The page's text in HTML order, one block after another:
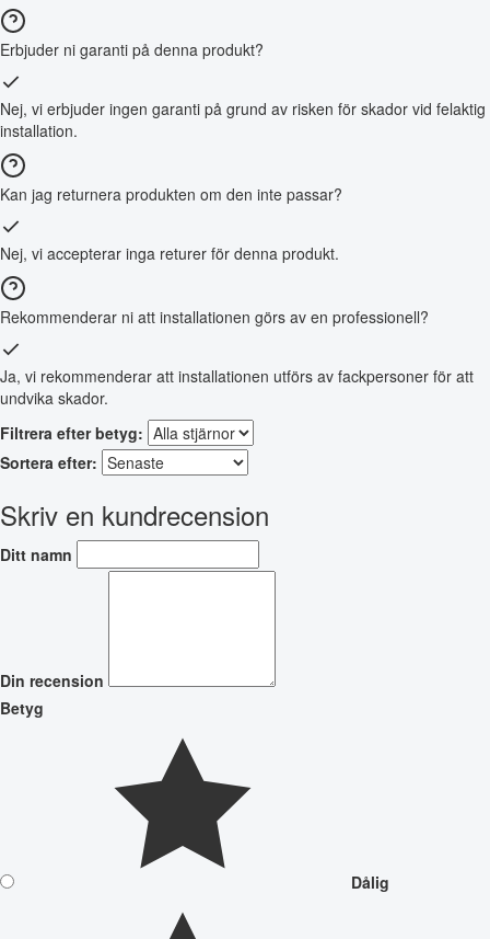
Erbjuder ni garanti på denna produkt?
Nej, vi erbjuder ingen garanti på grund av risken för skador vid felaktig
installation.
Kan jag returnera produkten om den inte passar?
Nej, vi accepterar inga returer för denna produkt.
Rekommenderar ni att installationen görs av en professionell?
Ja, vi rekommenderar att installationen utförs av fackpersoner för att
undvika skador.
Filtrera efter betyg:
Sortera efter:
Skriv en kundrecension
Ditt namn
Din recension
Betyg
Dålig